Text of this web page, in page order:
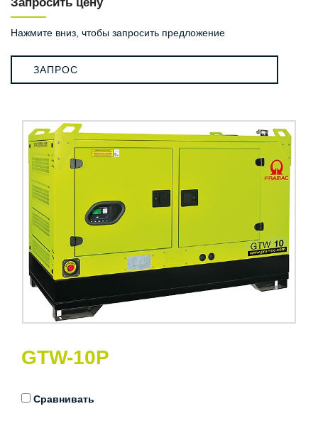
Нажмите вниз, чтобы запросить предложение
ЗАПРОС
GTW-10P
Сравнивать